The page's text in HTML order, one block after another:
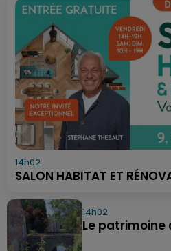
14h02
SALON HABITAT ET
14h02
Le patrimoine